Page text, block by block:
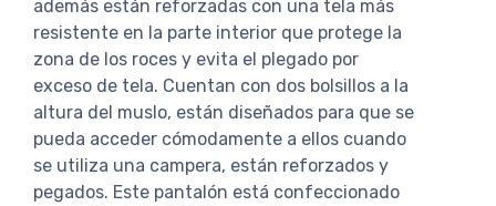
además están reforzadas con una tela más
resistente en la parte interior que protege la
zona de los roces y evita el plegado por
exceso de tela. Cuentan con dos bolsillos a la
altura del muslo, están diseñados para que se
pueda acceder cómodamente a ellos cuando
se utiliza una campera, están reforzados y
pegados. Este pantalón está confeccionado